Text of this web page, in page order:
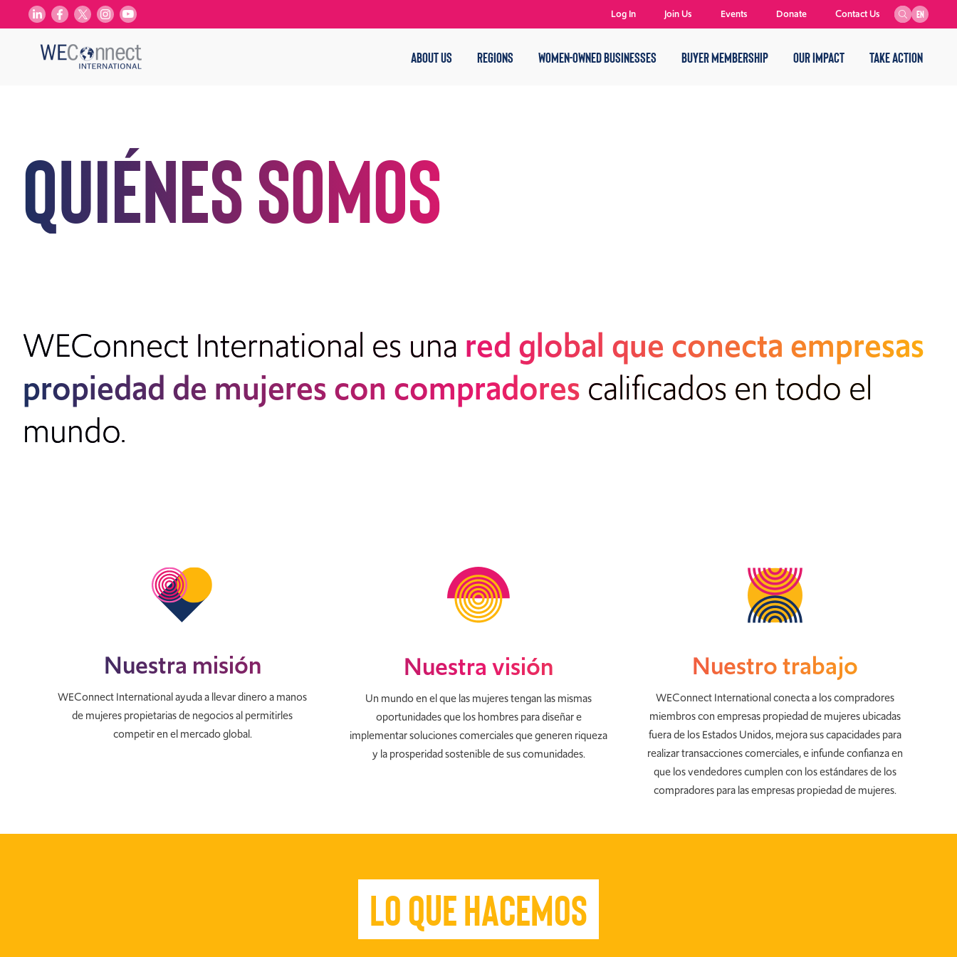
ABOUT US REGIONS WOMEN-OWNED BUSINESSES BUYER MEMBERSHIP OUR IMPACT TAKE ACTION
EN
Log In Join Us Events Donate Contact Us
Quiénes somos
WEConnect International es una red global que conecta empresas
propiedad de mujeres con compradores calificados en todo el
mundo.
Nuestra misión
WEConnect International ayuda a llevar dinero a manos
de mujeres propietarias de negocios al permitirles
competir en el mercado global.
Nuestra visión
Un mundo en el que las mujeres tengan las mismas
oportunidades que los hombres para diseñar e
implementar soluciones comerciales que generen riqueza
y la prosperidad sostenible de sus comunidades.
Nuestro trabajo
WEConnect International conecta a los compradores
miembros con empresas propiedad de mujeres ubicadas
fuera de los Estados Unidos, mejora sus capacidades para
realizar transacciones comerciales, e infunde confianza en
que los vendedores cumplen con los estándares de los
compradores para las empresas propiedad de mujeres.
Lo que hacemos
Lo que hacemos
Lo que hacemos